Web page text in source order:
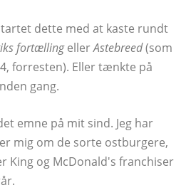
dette med at kaste rundt
fortællingellerAstebreed(som
forresten). Eller tænkte på
gang.
emne på mit sind. Jeg har
mig om de sorte ostburgere,
King og McDonald's franchiser